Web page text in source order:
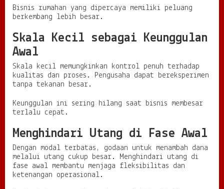
Bisnis rumahan yang dipercaya memiliki peluang
berkembang lebih besar.
Skala Kecil sebagai Keunggulan
Awal
Skala kecil memungkinkan kontrol penuh terhadap
kualitas dan proses. Pengusaha dapat bereksperimen
tanpa tekanan besar.
Keunggulan ini sering hilang saat bisnis membesar
terlalu cepat.
Menghindari Utang di Fase Awal
Dengan modal terbatas, godaan untuk menambah dana
melalui utang cukup besar. Menghindari utang di
fase awal membantu menjaga fleksibilitas dan
ketenangan operasional.